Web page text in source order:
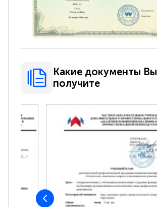
Какие документы Вы
получите